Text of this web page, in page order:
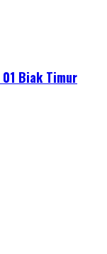
Biak Timur